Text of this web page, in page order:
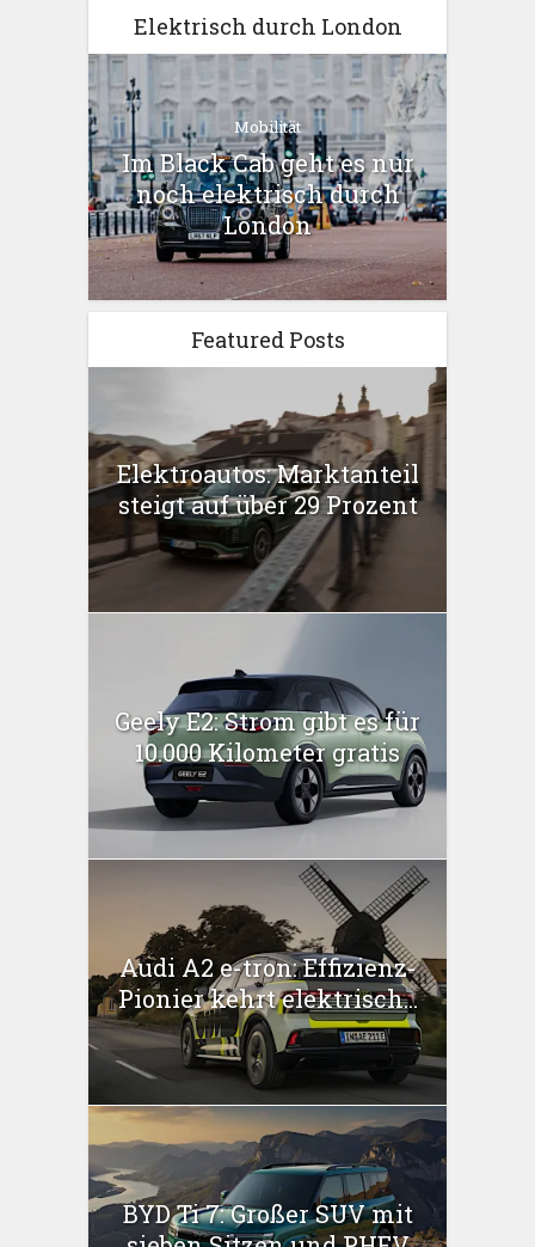
Elektrisch durch London
Mobilität
Im Black Cab geht es nur
noch elektrisch durch
London
Featured Posts
Elektroautos: Marktanteil
steigt auf über 29 Prozent
Geely E2: Strom gibt es für
10.000 Kilometer gratis
Audi A2 e-tron: Effizienz-
Pionier kehrt elektrisch...
BYD Ti 7: Großer SUV mit